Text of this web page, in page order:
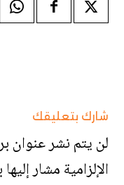
شارك بتعليقك
لن يتم نشر عنوان
الإلزامية مشار إليها